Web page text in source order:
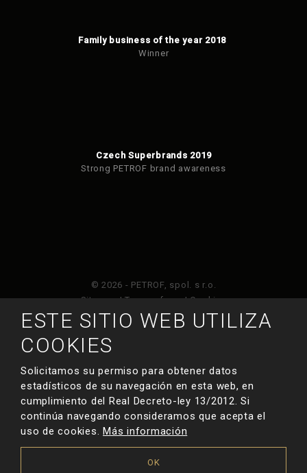
Family business of the year 2018
Winner
Czech Superbrands 2019
Strong PETROF brand awareness
© 2026 - PETROF, spol. s r.o.
Sitemap|Terms of use|Cookies
y está sujeto a la política de privacidad de
HECHO POR
ESTE SITIO WEB UTILIZA
COOKIES
Solicitamos su permiso para obtener datos
estadísticos de su navegación en esta web, en
cumplimiento del Real Decreto-ley 13/2012. Si
continúa navegando consideramos que acepta el
uso de cookies. Más información
OK